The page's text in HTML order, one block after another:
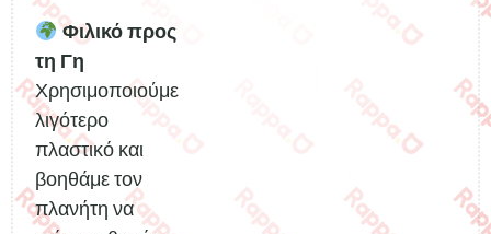
Φιλικό προς
τη Γη
Χρησιμοποιούμε
λιγότερο
πλαστικό και
βοηθάμε τον
πλανήτη να